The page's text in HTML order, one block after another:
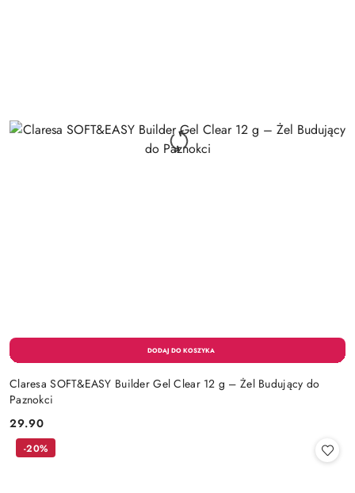
Claresa SOFT&EASY Builder Gel Clear 12 g – Żel Budujący do
Paznokci
Cena:
29.90
-20%